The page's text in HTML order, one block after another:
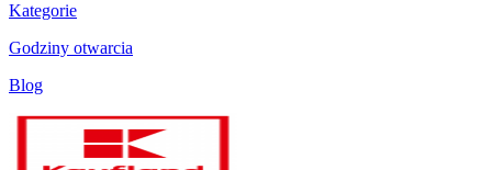
Kategorie
Godziny otwarcia
Blog